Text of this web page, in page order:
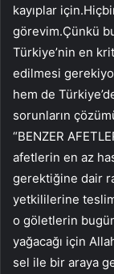
kayıplar
görevim.Çünkü
Türkiye’nin en
edilmesi
hem de
sorunların
“BENZER
afetlerin en az
gerektiğine dair
yetkililerine
o göletlerin
yağacağı için
sel ile bir araya